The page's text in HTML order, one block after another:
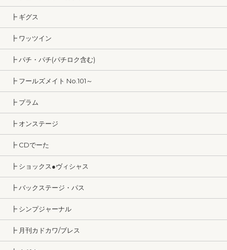
┣ ギグス
┣ ワッツイン
┣ パチ・パチ(パチロク含む)
┣ フールズメイト No.101～
┣ プラム
┣ オンステージ
┣ CDでーた
┣ ショックス●ヴィシャス
┣ バックステージ・パス
┣ シンプジャーナル
┣ 月刊カドカワ/ブレス